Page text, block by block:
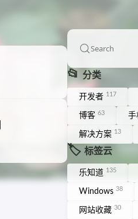
Search
📂 分类
开发者 117
博客 63 手
解决方案 13
🏷️ 标签云
乐知道 135
Windows 38
网站收藏 30